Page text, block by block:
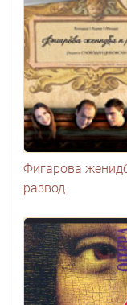
Фигарова
развод